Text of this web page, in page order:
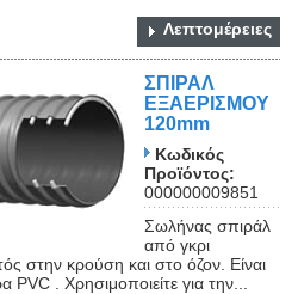
Λεπτομέρειες
ΣΠΙΡΑΛ
ΕΞΑΕΡΙΣΜΟΥ
120mm
Κωδικός
Προϊόντος:
000000009851
Σωλήνας σπιράλ
από γκρι
στην κρούση και στο όζον. Είναι
. Χρησιμοποιείτε για την...